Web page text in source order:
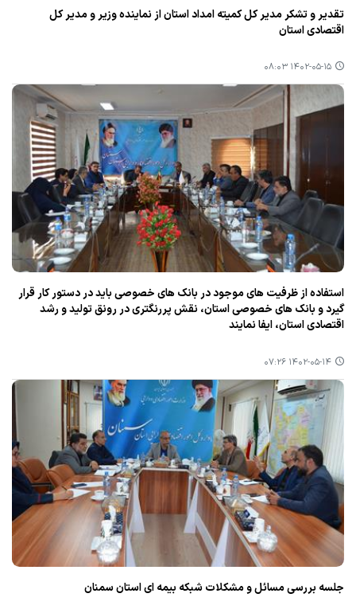
تقدیر و تشكر مدیر كل كمیته امداد استان از نماینده وزیر و مدیر كل
اقتصادی استان
۱۴۰۲-۰۵-۱۵ ۰۸:۰۳
استفاده از ظرفیت های موجود در بانك های خصوصی باید در دستور كار قرار
گیرد و بانك های خصوصی استان، نقش پررنگتری در رونق تولید و رشد
اقتصادی استان، ایفا نمایند
۱۴۰۲-۰۵-۱۴ ۰۷:۲۶
جلسه بررسی مسائل و مشكلات شبكه بیمه ای استان سمنان